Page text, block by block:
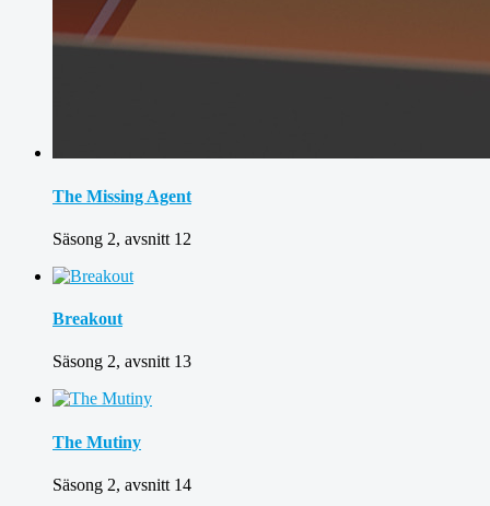
The Missing Agent
Säsong 2, avsnitt 12
Breakout
Säsong 2, avsnitt 13
The Mutiny
Säsong 2, avsnitt 14